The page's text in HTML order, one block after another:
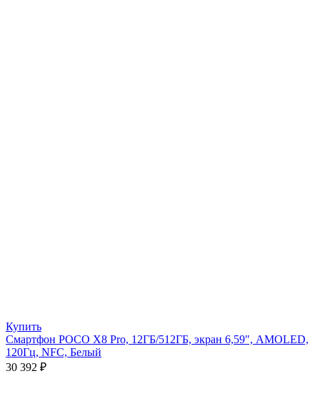
Купить
Смартфон POCO X8 Pro, 12ГБ/512ГБ, экран 6,59″, AMOLED,
120Гц, NFC, Белый
30 392 ₽